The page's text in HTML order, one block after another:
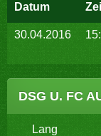
Datum
30.04.2016
DSG U. FC
Lang